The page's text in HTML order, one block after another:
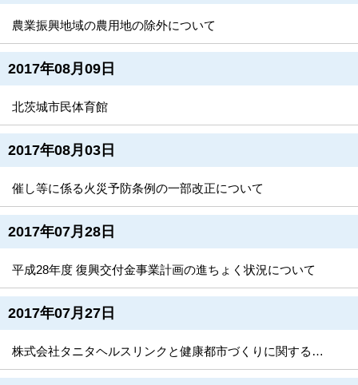
農業振興地域の農用地の除外について
2017年08月09日
北茨城市民体育館
2017年08月03日
催し等に係る火災予防条例の一部改正について
2017年07月28日
平成28年度 復興交付金事業計画の進ちょく状況について
2017年07月27日
株式会社タニタヘルスリンクと健康都市づくりに関する協定を締結しました